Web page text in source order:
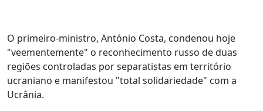
O primeiro-ministro, António Costa, condenou hoje
"veementemente" o reconhecimento russo de duas
regiões controladas por separatistas em território
ucraniano e manifestou "total solidariedade" com a
Ucrânia.